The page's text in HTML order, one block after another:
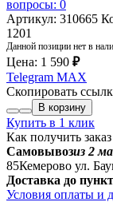
вопросы: 0
Артикул: 310665
1201
Данной позиции нет в
Цена: 1 590 ₽
Telegram MAX
Скопировать
В корзину
Купить в 1 клик
Как получить заказ
Самовывозиз 2
85Кемерово ул.
Доставка до
Условия оплаты и